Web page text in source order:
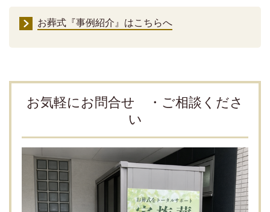
お葬式『事例紹介』はこちらへ
お気軽にお問合せ ・ご相談くださ
い